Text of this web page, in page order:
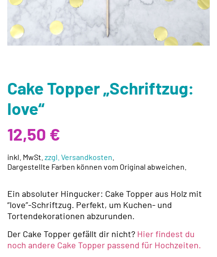
Cake Topper „Schriftzug:
love“
12,50 €
inkl. MwSt. zzgl. Versandkosten
Dargestellte Farben können vom Original abweichen.
Ein absoluter Hingucker: Cake Topper aus Holz mit
“love”-Schriftzug. Perfekt, um Kuchen- und
Tortendekorationen abzurunden.
Der Cake Topper gefällt dir nicht? Hier findest du
noch andere Cake Topper passend für Hochzeiten.